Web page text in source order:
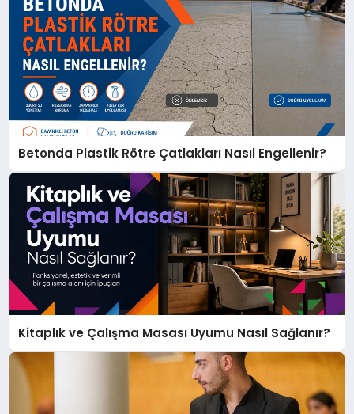
Betonda Plastik Rötre Çatlakları Nasıl Engellenir?
Kitaplık ve Çalışma Masası Uyumu Nasıl Sağlanır?